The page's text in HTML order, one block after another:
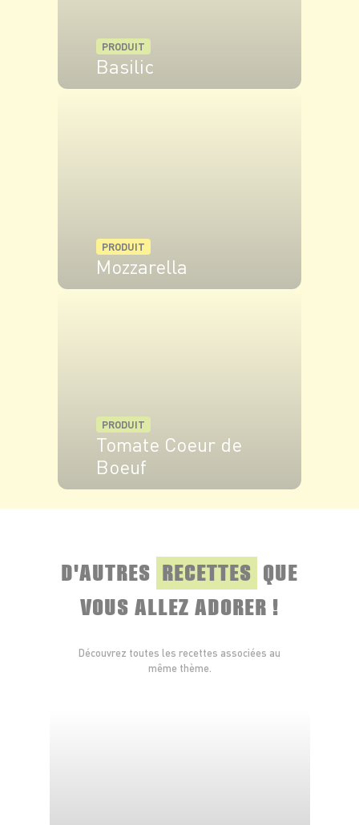
PRODUIT
Basilic
PRODUIT
Mozzarella
PRODUIT
Tomate Coeur de
Boeuf
D'AUTRES RECETTES QUE
VOUS ALLEZ ADORER !
Découvrez toutes les recettes associées au
même thème.